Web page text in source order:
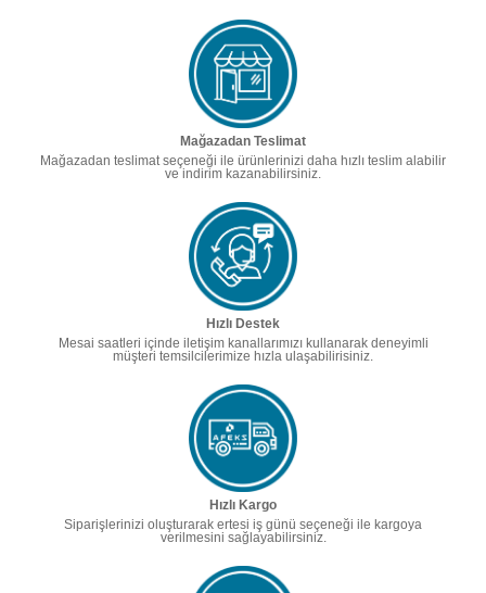
Mağazadan Teslimat
Mağazadan teslimat seçeneği ile ürünlerinizi daha hızlı teslim alabilir
ve indirim kazanabilirsiniz.
Hızlı Destek
Mesai saatleri içinde iletişim kanallarımızı kullanarak deneyimli
müşteri temsilcilerimize hızla ulaşabilirisiniz.
Hızlı Kargo
Siparişlerinizi oluşturarak ertesi iş günü seçeneği ile kargoya
verilmesini sağlayabilirsiniz.